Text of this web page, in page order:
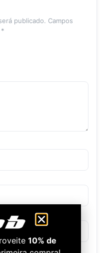
publicado. Campos
*
10% de